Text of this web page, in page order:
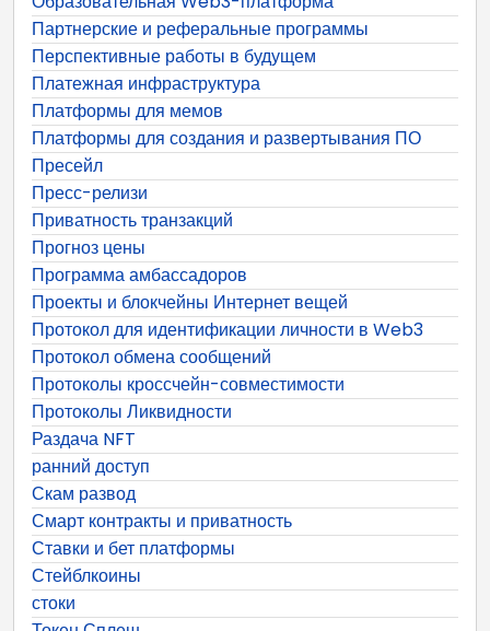
Партнерские и реферальные программы
Перспективные работы в будущем
Платежная инфраструктура
Платформы для мемов
Платформы для создания и развертывания ПО
Пресейл
Пресс-релизи
Приватность транзакций
Прогноз цены
Программа амбассадоров
Проекты и блокчейны Интернет вещей
Протокол для идентификации личности в Web3
Протокол обмена сообщений
Протоколы кроссчейн-совместимости
Протоколы Ликвидности
Раздача NFT
ранний доступ
Скам развод
Смарт контракты и приватность
Ставки и бет платформы
Стейблкоины
стоки